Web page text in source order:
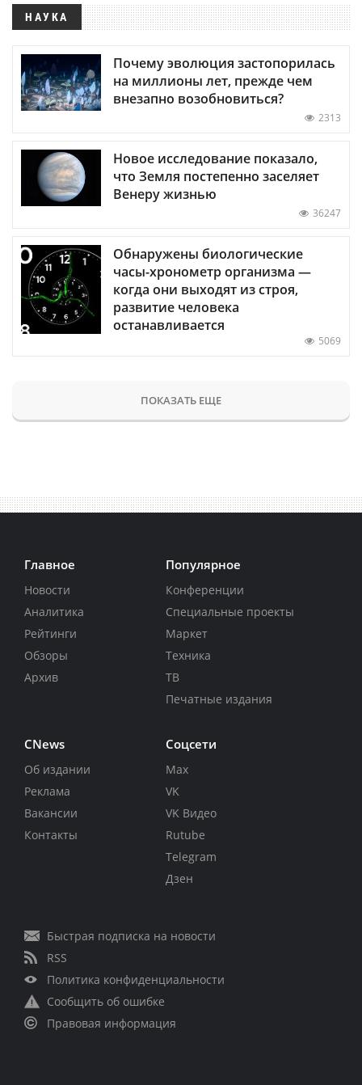
НАУКА
Почему эволюция застопорилась
на миллионы лет, прежде чем
внезапно возобновиться?
2313
Новое исследование показало,
что Земля постепенно заселяет
Венеру жизнью
36247
Обнаружены биологические
часы-хронометр организма —
когда они выходят из строя,
развитие человека
останавливается
5069
ПОКАЗАТЬ ЕЩЕ
Главное
Новости
Аналитика
Рейтинги
Обзоры
Архив
Популярное
Конференции
Специальные проекты
Маркет
Техника
ТВ
Печатные издания
CNews
Об издании
Реклама
Вакансии
Контакты
Соцсети
Max
VK
VK Видео
Rutube
Telegram
Дзен
Быстрая подписка на новости
RSS
Политика конфиденциальности
Сообщить об ошибке
Правовая информация